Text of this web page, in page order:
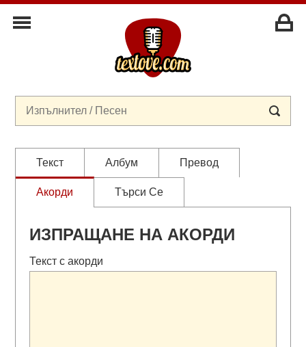
Текст Албум Превод
Акорди Търси Се
ИЗПРАЩАНЕ НА АКОРДИ
Текст с акорди